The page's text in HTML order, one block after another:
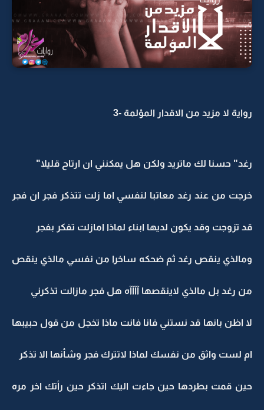
رواية لا مزيد من الاقدار المؤلمة -3
رغد" حسنا لك ماتريد ولكن هل يمكنني ان ارتاح قليلا"
خرجت من عند رغد معاتبا لنفسي اما زلت تتذكر فجر ان فجر
قد تزوجت وقد يكون لديها ابناء لماذا امازلت تفكر بفجر
ومالذي ينقص رغد ثم ضحكه ساخرا من نفسي مالذي ينقص
من رغد بل مالذي لاينقصها آآآآه هل فجر مازالت تذكرني
لا اظن بانها قد نستني فانا فانت ماذا تخجل من قول حبيبها
ام لست واثق من نفسك لماذا لاتترك فجر وشأنها الا تذكر
حين قمت بطردها حين جاءت اليك اتذكر حين رأتك اخر مره